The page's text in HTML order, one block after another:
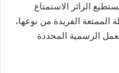
الزائر الاستمتاع
الممتعة الفريدة من نوعها،
الرسمية المحددة